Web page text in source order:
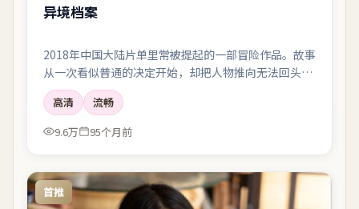
异境档案
2018年中国大陆片单里常被提起的一部冒险作品。故事
从一次看似普通的决定开始，却把人物推向无法回头的
岔路；剪辑利落，情绪像潮水一样有涨有落。
高清
流畅
9.6万
95个月前
首推